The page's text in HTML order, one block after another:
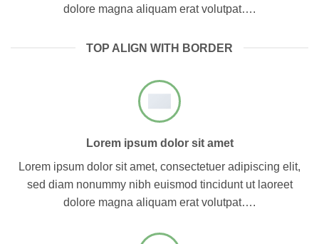
dolore magna aliquam erat volutpat….
TOP ALIGN WITH BORDER
Lorem ipsum dolor sit amet
Lorem ipsum dolor sit amet, consectetuer adipiscing elit,
sed diam nonummy nibh euismod tincidunt ut laoreet
dolore magna aliquam erat volutpat….